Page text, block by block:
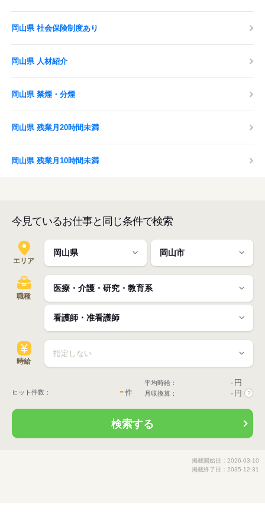
岡山県 社会保険制度あり
岡山県 人材紹介
岡山県 禁煙・分煙
岡山県 残業月20時間未満
岡山県 残業月10時間未満
今見ているお仕事と同じ条件で検索
エリア
職種
時給
ヒット件数： -件
平均時給： - 円
月収換算： - 円 ?
検索する
掲載開始日：2026-03-10
掲載終了日：2035-12-31